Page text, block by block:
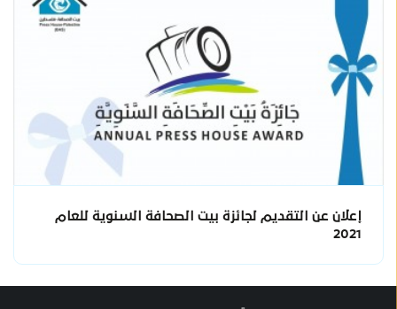
إعلان عن التقديم لجائزة بيت الصحافة السنوية للعام
2021